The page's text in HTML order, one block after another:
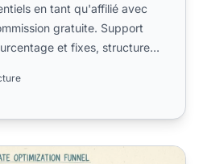
en tant qu'affilié avec
gratuite. Support
et fixes, structures
de conversion : formule